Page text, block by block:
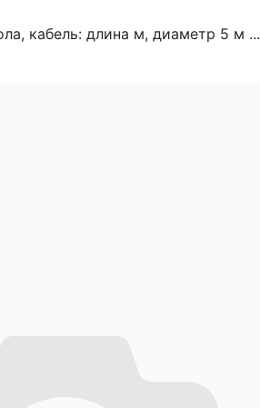
кабель: длина м, диаметр 5 м ...